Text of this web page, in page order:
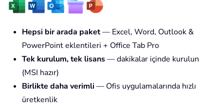
Hepsi bir arada paket— Excel, Word, Outlook &
PowerPoint eklentileri + Office Tab Pro
Tek kurulum, tek lisans— dakikalar içinde kurulun
(MSI hazır)
Birlikte daha verimli — Ofis uygulamalarında hızlı
üretkenlik